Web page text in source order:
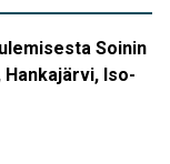
Soinin
Iso-